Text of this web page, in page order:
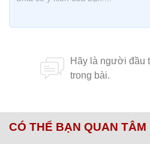
CÓ THỂ BẠN QUAN TÂM